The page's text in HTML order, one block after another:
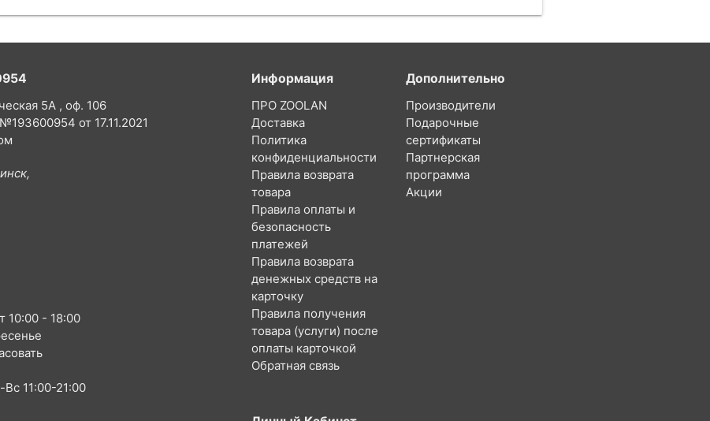
5А , оф. 106
от 17.11.2021
10:00 - 18:00
11:00-21:00
Информация
ПРО ZOOLAN
Доставка
Политика
конфиденциальности
Правила возврата
товара
Правила оплаты и
безопасность
платежей
Правила возврата
денежных средств на
карточку
Правила получения
товара (услуги) после
оплаты карточкой
Обратная связь
Дополнительно
Производители
Подарочные
сертификаты
Партнерская
программа
Акции